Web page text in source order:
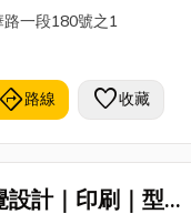
0252 傳真：
一段180號之1
directions路線 favorite收藏
設計｜印刷｜型